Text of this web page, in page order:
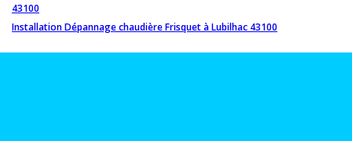
43100
Installation Dépannage chaudière Frisquet à Lubilhac 43100